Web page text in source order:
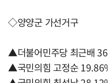
◇양양군 가선거구
▲더불어민주당 최근배
▲국민의힘 고정순